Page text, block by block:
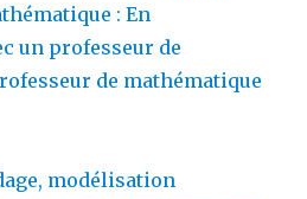
: En
un professeur de
de mathématique
modélisation